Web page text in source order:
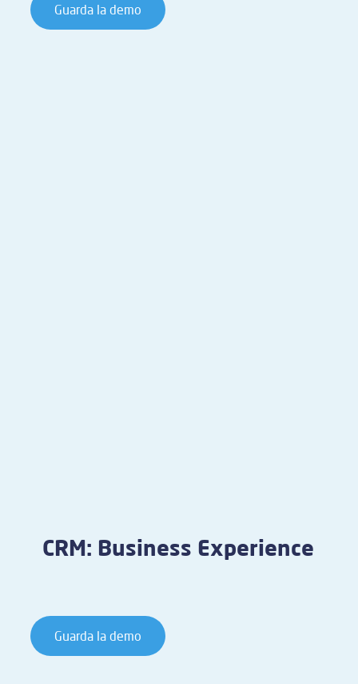
Guarda la demo
CRM: Business Experience
Guarda la demo